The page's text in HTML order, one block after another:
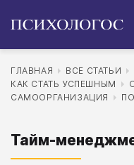
ГЛАВНАЯ ВСЕ СТАТЬИ
КАК СТАТЬ УСПЕШНЫМ
САМООРГАНИЗАЦИЯ
Тайм-